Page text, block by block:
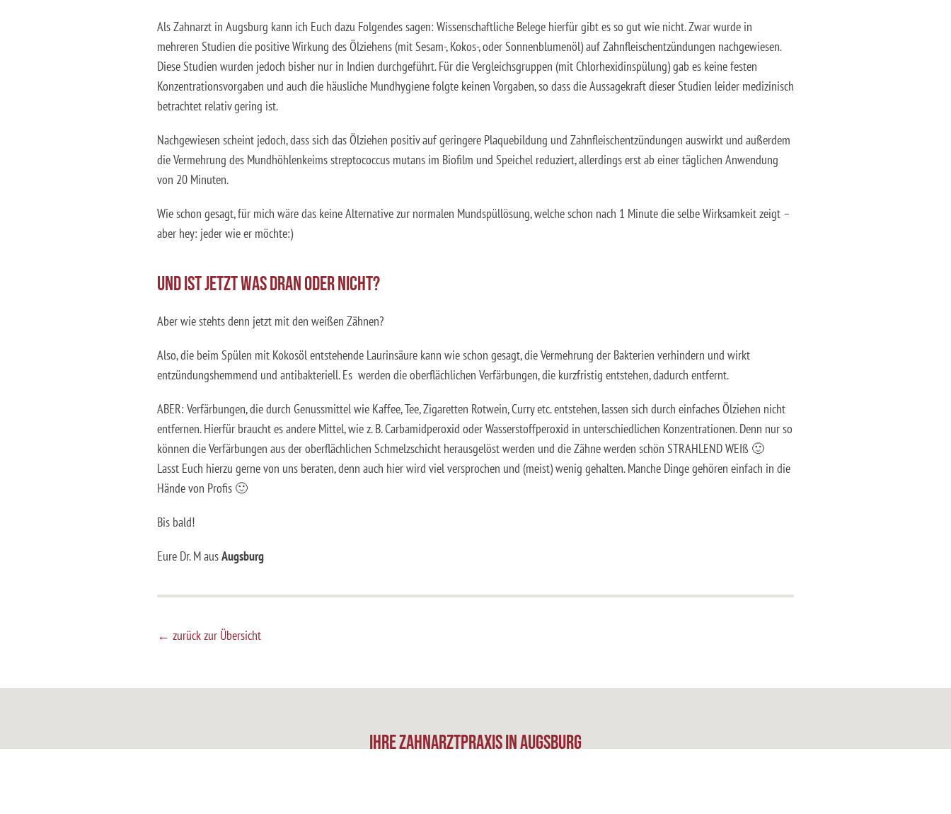
Als Zahnarzt in Augsburg kann ich Euch dazu Folgendes sagen: Wissenschaftliche Belege hierfür gibt es so gut wie nicht. Zwar wurde in
mehreren Studien die positive Wirkung des Ölziehens (mit Sesam-, Kokos-, oder Sonnenblumenöl) auf Zahnfleischentzündungen nachgewiesen.
Diese Studien wurden jedoch bisher nur in Indien durchgeführt. Für die Vergleichsgruppen (mit Chlorhexidinspülung) gab es keine festen
Konzentrationsvorgaben und auch die häusliche Mundhygiene folgte keinen Vorgaben, so dass die Aussagekraft dieser Studien leider medizinisch
betrachtet relativ gering ist.
Nachgewiesen scheint jedoch, dass sich das Ölziehen positiv auf geringere Plaquebildung und Zahnfleischentzündungen auswirkt und außerdem
die Vermehrung des Mundhöhlenkeims streptococcus mutans im Biofilm und Speichel reduziert, allerdings erst ab einer täglichen Anwendung
von 20 Minuten.
Wie schon gesagt, für mich wäre das keine Alternative zur normalen Mundspüllösung, welche schon nach 1 Minute die selbe Wirksamkeit zeigt –
aber hey: jeder wie er möchte:)
UND IST JETZT WAS DRAN ODER NICHT?
Aber wie stehts denn jetzt mit den weißen Zähnen?
Also, die beim Spülen mit Kokosöl entstehende Laurinsäure kann wie schon gesagt, die Vermehrung der Bakterien verhindern und wirkt
entzündungshemmend und antibakteriell. Es werden die oberflächlichen Verfärbungen, die kurzfristig entstehen, dadurch entfernt.
ABER: Verfärbungen, die durch Genussmittel wie Kaffee, Tee, Zigaretten Rotwein, Curry etc. entstehen, lassen sich durch einfaches Ölziehen nicht
entfernen. Hierfür braucht es andere Mittel, wie z. B. Carbamidperoxid oder Wasserstoffperoxid in unterschiedlichen Konzentrationen. Denn nur so
können die Verfärbungen aus der oberflächlichen Schmelzschicht herausgelöst werden und die Zähne werden schön STRAHLEND WEIß 🙂
Lasst Euch hierzu gerne von uns beraten, denn auch hier wird viel versprochen und (meist) wenig gehalten. Manche Dinge gehören einfach in die
Hände von Profis 🙂
Bis bald!
Eure Dr. M ausAugsburg
← zurück zur Übersicht
Ihre Zahnarztpraxis in Augsburg